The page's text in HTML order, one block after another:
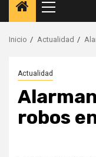
Menú
principal
Inicio Actualidad
Actualidad
robos